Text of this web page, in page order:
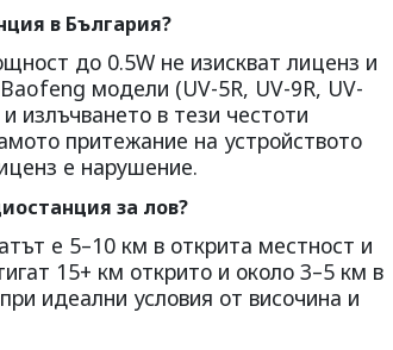
в България?
до 0.5W не изискват лиценз и
модели (UV-5R, UV-9R, UV-
излъчването в тези честоти
притежание на устройството
е нарушение.
за лов?
е 5–10 км в открита местност и
15+ км открито и около 3–5 км в
идеални условия от височина и